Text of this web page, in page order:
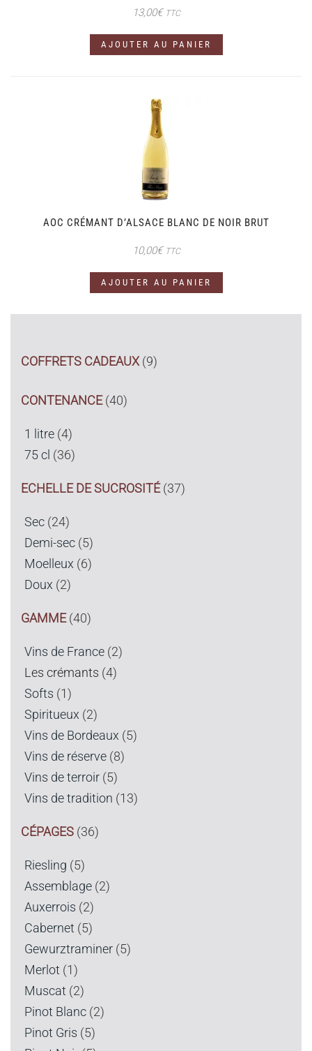
13,00€ TTC
AJOUTER AU PANIER
AOC CRÉMANT D’ALSACE BLANC DE NOIR BRUT
10,00€ TTC
AJOUTER AU PANIER
COFFRETS CADEAUX (9)
CONTENANCE (40)
1 litre (4)
75 cl (36)
ECHELLE DE SUCROSITÉ (37)
Sec (24)
Demi-sec (5)
Moelleux (6)
Doux (2)
GAMME (40)
Vins de France (2)
Les crémants (4)
Softs (1)
Spiritueux (2)
Vins de Bordeaux (5)
Vins de réserve (8)
Vins de terroir (5)
Vins de tradition (13)
CÉPAGES (36)
Riesling (5)
Assemblage (2)
Auxerrois (2)
Cabernet (5)
Gewurztraminer (5)
Merlot (1)
Muscat (2)
Pinot Blanc (2)
Pinot Gris (5)